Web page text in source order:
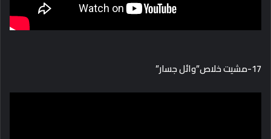
17-مشيت خلاص”وائل جسار”